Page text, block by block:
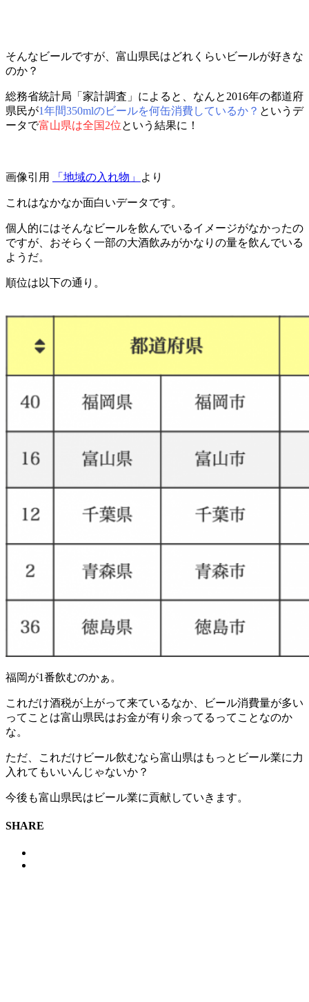
そんなビールですが、富山県民はどれくらいビールが好きな
のか？
総務省統計局「家計調査」によると、なんと2016年の都道府
県民が1年間350mlのビールを何缶消費しているか？ というデ
ータで富山県は全国2位という結果に！
画像引用 「地域の入れ物」 より
これはなかなか面白いデータです。
個人的にはそんなビールを飲んでいるイメージがなかったの
ですが、おそらく一部の大酒飲みがかなりの量を飲んでいる
ようだ。
順位は以下の通り。
福岡が1番飲むのかぁ。
これだけ酒税が上がって来ているなか、ビール消費量が多い
ってことは富山県民はお金が有り余ってるってことなのか
な。
ただ、これだけビール飲むなら富山県はもっとビール業に力
入れてもいいんじゃないか？
今後も富山県民はビール業に貢献していきます。
SHARE